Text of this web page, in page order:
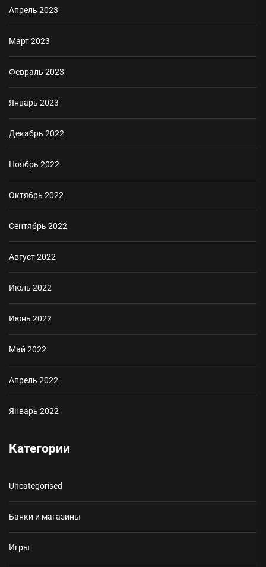
Апрель 2023
Март 2023
Февраль 2023
Январь 2023
Декабрь 2022
Ноябрь 2022
Октябрь 2022
Сентябрь 2022
Август 2022
Июль 2022
Июнь 2022
Май 2022
Апрель 2022
Январь 2022
Категории
Uncategorised
Банки и магазины
Игры